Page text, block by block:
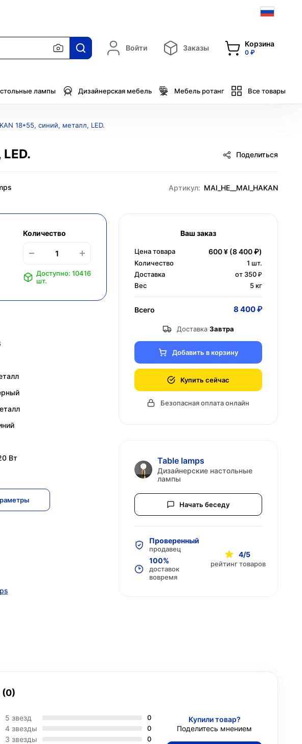
Войти Заказы Корзина
0 ₽
лампы Дизайнерская мебель Мебель ротанг Все товары
18*55, синий, металл, LED.
Поделиться
Артикул: MAI_HE__MAI_HAKAN
Количество
Доступно: 10416
шт.
Вт
Ваш заказ
Цена товара 600 ¥ (8 400 ₽)
Количество 1 шт.
Доставка
от 350 ₽
Вес
5 кг
Всего 8 400 ₽
Доставка Завтра
Добавить в корзину
Купить сейчас
Безопасная оплата онлайн
Table lamps
Дизайнерские настольные
лампы
Начать беседу
Проверенный
продавец
100%
доставок
вовремя
4/5
рейтинг товаров
(0)
5 звезд 0
4 звезды 0
3 звезды 0
Купили товар?
Поделитесь мнением